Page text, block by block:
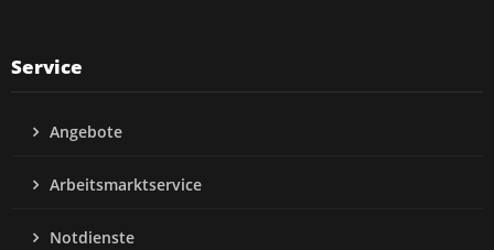
Service
Angebote
Arbeitsmarktservice
Notdienste